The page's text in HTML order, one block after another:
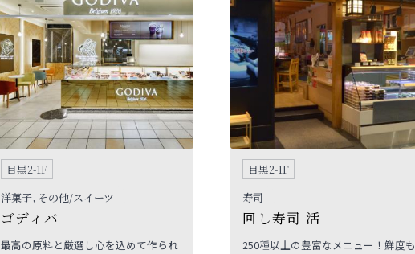
目黒2-1F
洋菓子, その他/スイーツ
ゴディバ
最高の原料と厳選し心を込めて作られ
目黒2-1F
寿司
回し寿司 活
250種以上の豊富なメニュー！鮮度も